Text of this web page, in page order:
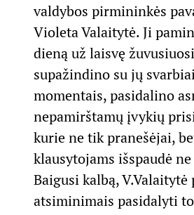
valdybos pirmininkės
Violeta Valaitytė. Ji
dieną už laisvę
supažindino su jų
momentais, pasidalino
nepamirštamų įvykių
kurie ne tik pranešėjai,
klausytojams išspaudė
Baigusi kalbą, V.Valaitytė
atsiminimais pasidalyti